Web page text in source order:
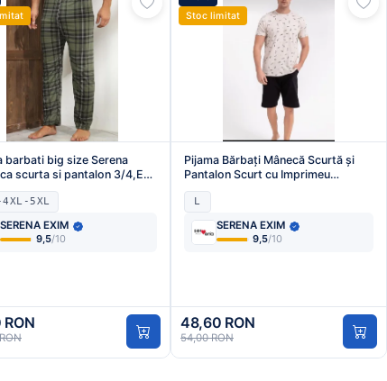
barbati big size Serena
scurta si pantalon 3/4,En-
5XL
SERENA EXIM
9,5/10
Stoc limitat
Pijama Bărbați Mânecă Scurtă și
Pantalon Scurt cu Imprimeu
Rechin,Engros
L
SERENA EXIM
9,5/10
48,60 RON
54,00 RON